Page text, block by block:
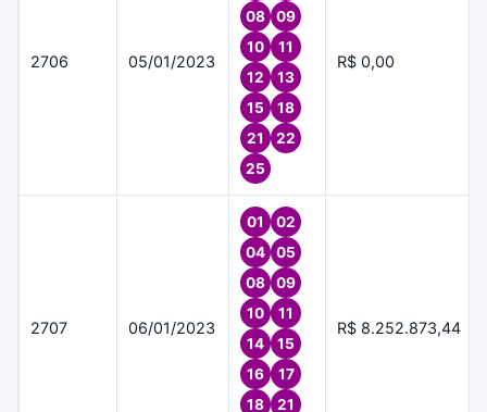
2706 05/01/2023
08
09
10
11
12
13
15
18
21
22
25
R$ 0,00
2707 06/01/2023
01
02
04
05
08
09
10
11
14
15
16
17
18
21
R$ 8.252.873,44